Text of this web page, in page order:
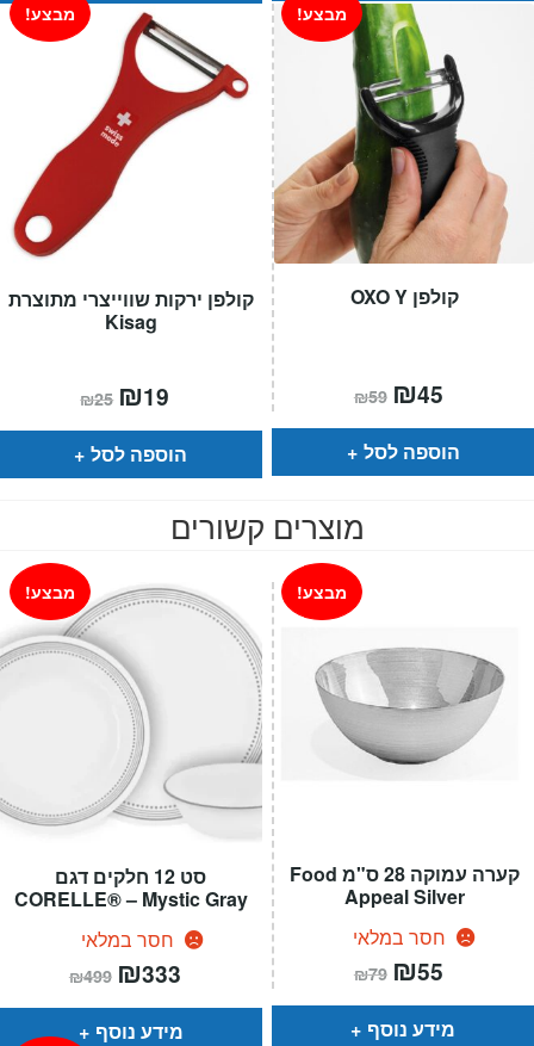
קולפן ירקות שווייצרי מתוצרת
Kisag
מבצע!
₪25 המחיר
המקורי
היה:
₪25.
₪19
הוא:
הוספה לסל
קולפן OXO Y
מבצע!
₪59 המחיר
המקורי
היה:
₪59.
₪45
הוא:
הוספה לסל
מוצרים קשורים
סט 12 חלקים דגם
CORELLE® – Mystic Gray
חסר במלאי
מבצע!
₪499 המחיר
המקורי
היה:
₪499.
₪333
הוא:
מידע נוסף
קערה עמוקה 28 ס"מ Food
Appeal Silver
חסר במלאי
מבצע!
₪79 המחיר
המקורי
היה:
₪79.
₪55
הוא:
מידע נוסף